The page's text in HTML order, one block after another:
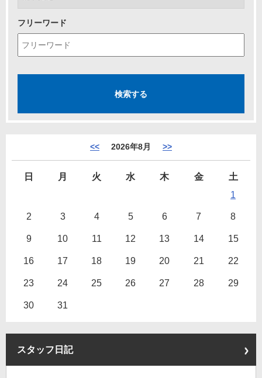
フリーワード
<< 2026年8月 >>
日 月 火 水 木 金
土
1
2 3 4 5 6 7 8
9 10 11 12 13 14 15
16 17 18 19 20 21 22
23 24 25 26 27 28 29
30 31
スタッフ日記